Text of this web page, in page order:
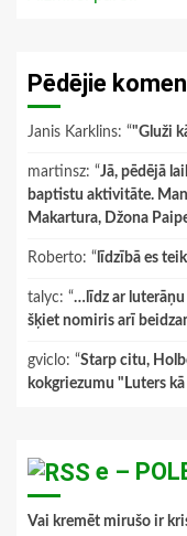
Pēdējie
Janis Karklins: “"Gluži
martinsz: “Jā, pēdējā
baptistu aktivitāte.
Makartura, Džona
Roberto: “ līdzībā es
talyc: “…līdz ar luterāņu
šķiet nomiris arī
gviclo: “Starp citu,
kokgriezumu "Luters
e –
Vai kremēt mirušo ir